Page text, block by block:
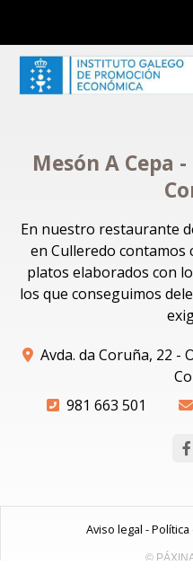
Mesón A Cepa
En nuestro restaurante
en Culleredo contamos
platos elaborados con
los que conseguimos
Avda. da Coruña, 22 -
981 663 501
Aviso legal -
©